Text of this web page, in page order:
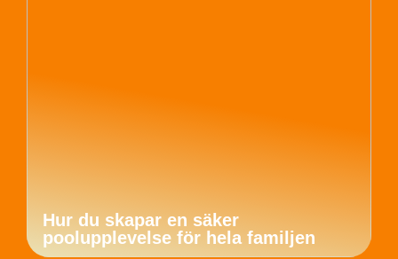
Hur du skapar en säker
poolupplevelse för hela familjen